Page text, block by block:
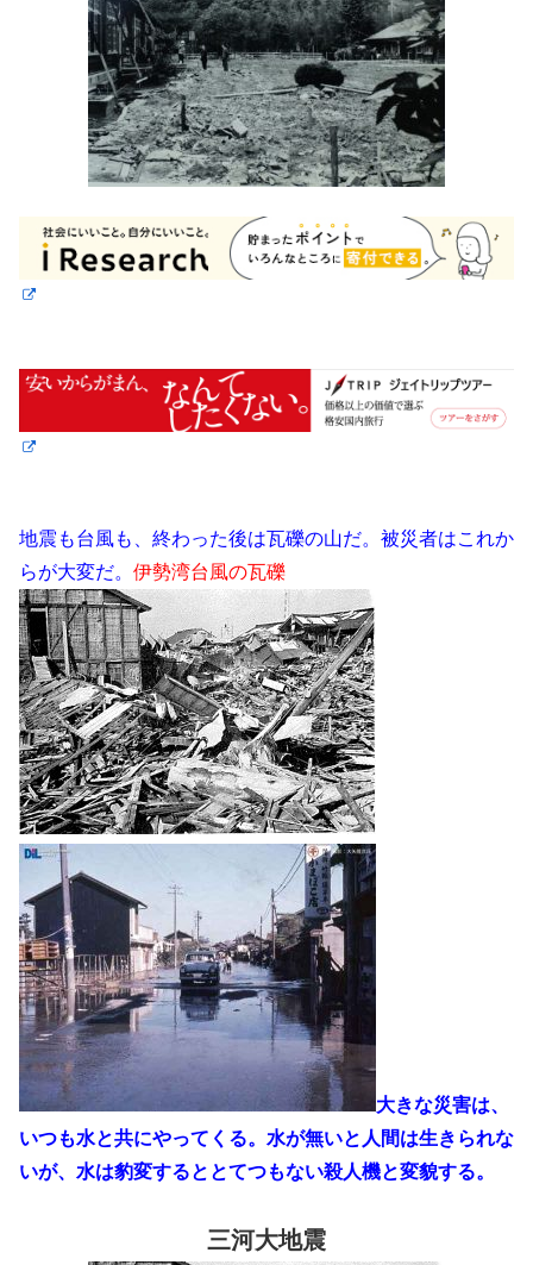
地震も台風も、終わった後は瓦礫の山だ。被災者はこれか
らが大変だ。 伊勢湾台風の瓦礫
大きな災害は、
いつも水と共にやってくる。水が無いと人間は生きられな
いが、水は豹変するととてつもない殺人機と変貌する。
三河大地震